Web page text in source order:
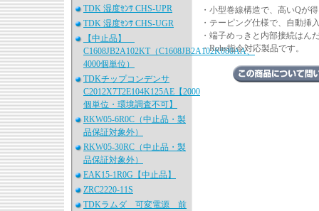
TDK 湿度ｾﾝｻ CHS-UPR
TDK 湿度ｾﾝｻ CHS-UGR
【中止品】
C1608JB2A102KT（C1608JB2A102K080AA、
4000個単位）
TDKチップコンデンサ
C2012X7T2E104K125AE【2000
個単位・環境調査不可】
RKW05-6R0C（中止品・製
品保証対象外）
RKW05-30RC（中止品・製
品保証対象外）
EAK15-1R0G【中止品】
ZRC2220-11S
TDKラムダ 可変電源 前
・小型巻線構造で、高いQが
・テーピング仕様で、自動挿
・端子めっきと内部接続はん
・Rohs指令対応製品です。